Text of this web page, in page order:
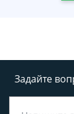
Задайте